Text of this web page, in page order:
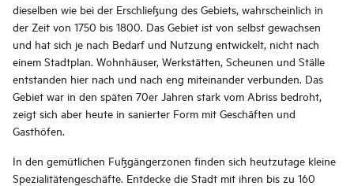
dieselben wie bei der Erschließung des Gebiets, wahrscheinlich in
der Zeit von 1750 bis 1800. Das Gebiet ist von selbst gewachsen
und hat sich je nach Bedarf und Nutzung entwickelt, nicht nach
einem Stadtplan. Wohnhäuser, Werkstätten, Scheunen und Ställe
entstanden hier nach und nach eng miteinander verbunden. Das
Gebiet war in den späten 70er Jahren stark vom Abriss bedroht,
zeigt sich aber heute in sanierter Form mit Geschäften und
Gasthöfen.
In den gemütlichen Fußgängerzonen finden sich heutzutage kleine
Spezialitätengeschäfte. Entdecke die Stadt mit ihren bis zu 160